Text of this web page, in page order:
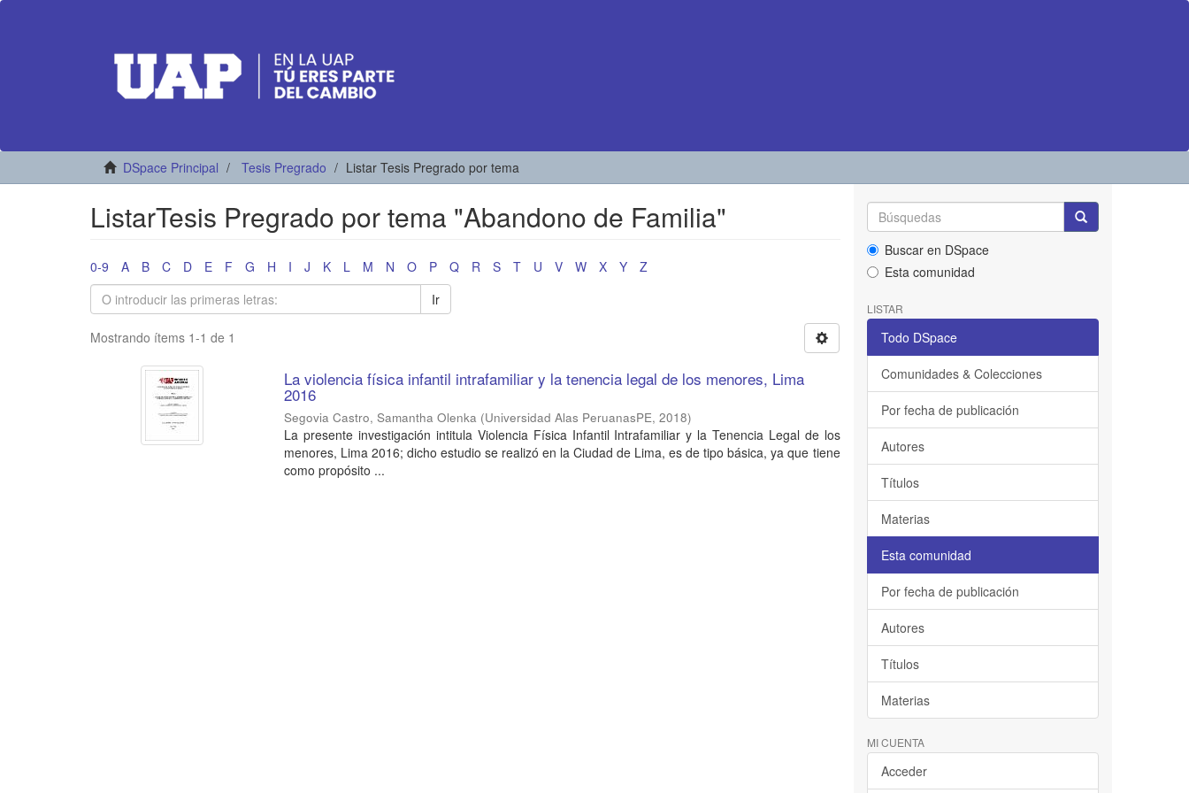
DSpace Principal Tesis Pregrado Listar Tesis Pregrado por tema
ListarTesis Pregrado por tema "Abandono de Familia"
0-9 A B C D E F G H I J K L M N O P Q R S T U V W X Y
Z
Ir
Mostrando ítems 1-1 de 1
La violencia física infantil intrafamiliar y la tenencia legal de los menores, Lima
2016
Segovia Castro, Samantha Olenka (Universidad Alas PeruanasPE,2018)
La presente investigación intitula Violencia Física Infantil Intrafamiliar y la Tenencia Legal de los
menores, Lima 2016; dicho estudio se realizó en la Ciudad de Lima, es de tipo básica, ya que tiene
como propósito ...
Buscar en DSpace
Esta comunidad
LISTAR
Todo DSpace
Comunidades & Colecciones
Por fecha de publicación
Autores
Títulos
Materias
Esta comunidad
Por fecha de publicación
Autores
Títulos
Materias
MI CUENTA
Acceder